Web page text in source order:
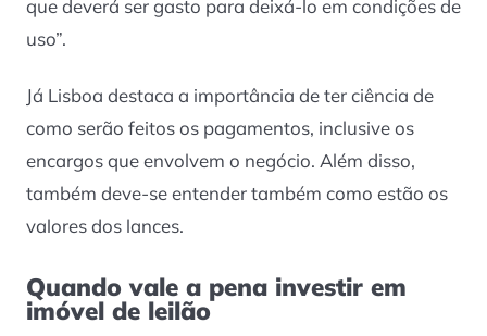
que deverá ser gasto para deixá-lo em condições de
uso”.
Já Lisboa destaca a importância de ter ciência de
como serão feitos os pagamentos, inclusive os
encargos que envolvem o negócio. Além disso,
também deve-se entender também como estão os
valores dos lances.
Quando vale a pena investir em
imóvel de leilão